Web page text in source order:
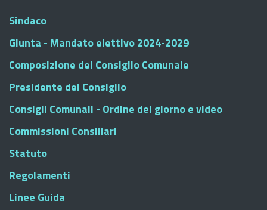
Sindaco
Giunta - Mandato elettivo 2024-2029
Composizione del Consiglio Comunale
Presidente del Consiglio
Consigli Comunali - Ordine del giorno e video
Commissioni Consiliari
Statuto
Regolamenti
Linee Guida